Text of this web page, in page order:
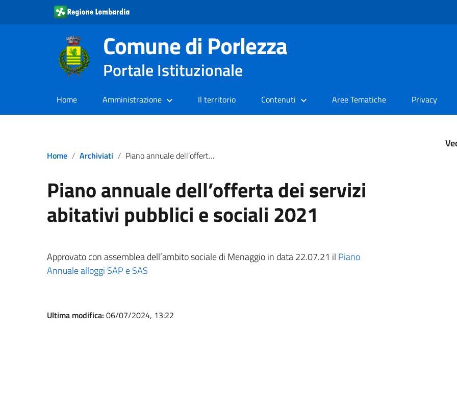
Comune di Porlezza
Portale Istituzionale
Home Amministrazione Il territorio Contenuti Aree Tematiche Privacy
Home Archiviati Piano annuale dell’offerta dei servizi abitativi pubblici e sociali 2021
Piano annuale dell’offerta dei servizi
abitativi pubblici e sociali 2021
Approvato con assemblea dell’ambito sociale di Menaggio in data 22.07.21 il Piano
Annuale alloggi SAP e SAS
Ultima modifica: 06/07/2024, 13:22